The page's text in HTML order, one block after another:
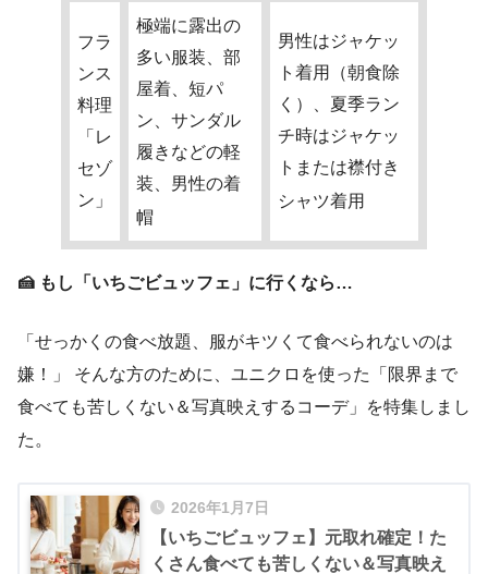
フラ
ンス
料理
「レ
セゾ
ン」
極端に露出の
多い服装、部
屋着、短パ
ン、サンダル
履きなどの軽
装、男性の着
帽
男性はジャケッ
ト着用（朝食除
く）、夏季ラン
チ時はジャケッ
トまたは襟付き
シャツ着用
🍰 もし「いちごビュッフェ」に行くなら…
「せっかくの食べ放題、服がキツくて食べられないのは
嫌！」 そんな方のために、ユニクロを使った「限界まで
食べても苦しくない＆写真映えするコーデ」を特集しまし
た。
2026年1月7日
【いちごビュッフェ】元取れ確定！た
くさん食べても苦しくない＆写真映え